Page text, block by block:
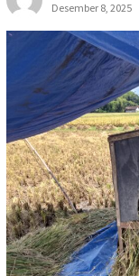
Desember 8, 2025